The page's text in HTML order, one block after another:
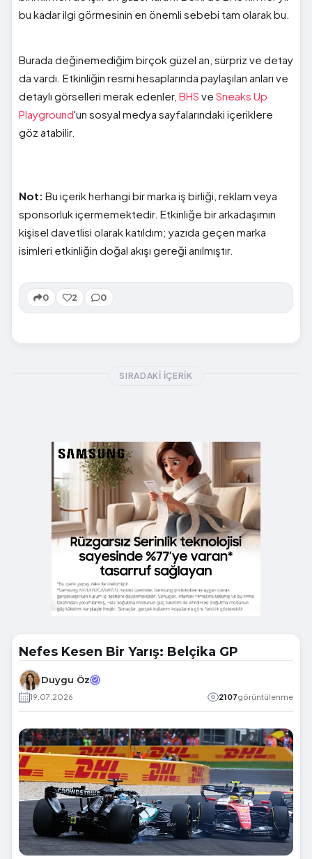
bu kadar ilgi görmesinin en önemli sebebi tam olarak bu.
Burada değinemediğim birçok güzel an, sürpriz ve detay
da vardı. Etkinliğin resmi hesaplarında paylaşılan anları ve
detaylı görselleri merak edenler, BHS ve Sneaks Up
Playground'un sosyal medya sayfalarındaki içeriklere
göz atabilir.
Not: Bu içerik herhangi bir marka iş birliği, reklam veya
sponsorluk içermemektedir. Etkinliğe bir arkadaşımın
kişisel davetlisi olarak katıldım; yazıda geçen marka
isimleri etkinliğin doğal akışı gereği anılmıştır.
0 2 0
SIRADAKI İÇERIK
Nefes Kesen Bir Yarış: Belçika GP
Duygu Öz
19.07.2026 2107görüntülenme